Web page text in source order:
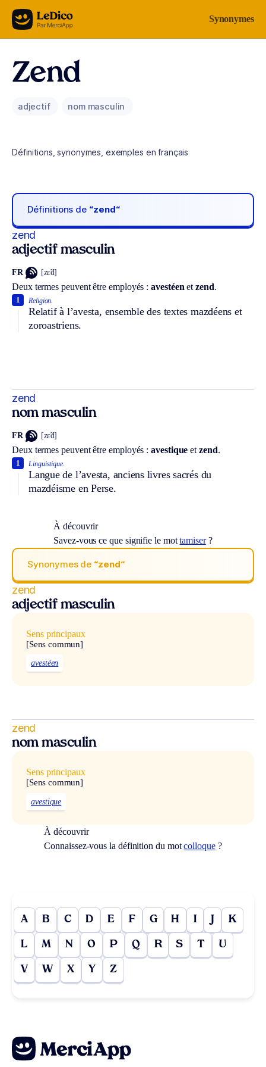
Aller au contenu Synonymes
Zend
adjectif nom masculin
Définitions, synonymes, exemples en français
Définitions de “zend“
zend
adjectif masculin
FR [zɛ̃d]
Deux termes peuvent être employés :avestéen etzend.
Religion.
Relatif à l’avesta, ensemble des textes mazdéens et
zoroastriens.
1
zend
nom masculin
FR [zɛ̃d]
Deux termes peuvent être employés :avestique etzend.
Linguistique.
Langue de l’avesta, anciens livres sacrés du
mazdéisme en Perse.
1
À découvrir
Savez-vous ce que signifie le mottamiser?
Synonymes de “zend“
zend
adjectif masculin
Sens principaux
[Sens commun]
avestéen
zend
nom masculin
Sens principaux
[Sens commun]
avestique
À découvrir
Connaissez-vous la définition du motcolloque?
A B C D E F G H I J K
L M N O P Q R S T U
V W X Y Z